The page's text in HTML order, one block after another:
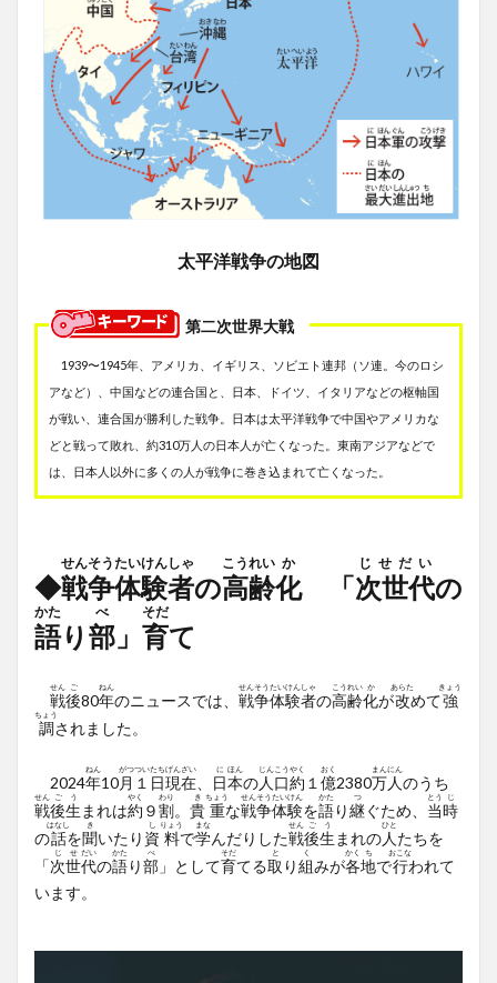
太平洋戦争の地図
第二次世界大戦
1939〜1945年、アメリカ、イギリス、ソビエト連邦（ソ連。今のロシ
アなど）、中国などの連合国と、日本、ドイツ、イタリアなどの枢軸国
が戦い、連合国が勝利した戦争。日本は太平洋戦争で中国やアメリカな
どと戦って敗れ、約310万人の日本人が亡くなった。東南アジアなどで
は、日本人以外に多くの人が戦争に巻き込まれて亡くなった。
◆戦
せん
争
そう
体
たい
験
けん
者
しゃ
の高
こう
齢
れい
化
か
「次世代
じせだい
の
語
かた
り 部
べ
」 育
そだ
て
戦
せん
後
ご
80年
ねん
のニュースでは、 戦
せん
争
そう
体
たい
験
けん
者
しゃ
の高
こう
齢
れい
化
か
が改
あらた
めて強
きょう
調
ちょう
されました。
2024年
ねん
10月
がつ
１
つい
日
たち
現
げん
在
ざい
日
に
本
ほん
の人
じん
口
こう
約
やく
１ 億
おく
2380万
まん
人
にん
のうち
戦
せん
後
ご
生
う
まれは約
やく
９割
わり
。 貴
き
重
ちょう
な戦
せん
争
そう
体
たい
験
けん
を語
かた
り継
つ
ぐため、 当
とう
時
じ
の話
はなし
を聞
き
いたり 資
し
料
りょう
で学
まな
んだりした戦
せん
後
ご
生
う
まれの人
ひと
たちを
「次
じ
世
せ
代
だい
の語
かた
り部
べ
」として育
そだ
てる取
と
り組
く
みが各
かく
地
ち
で行
おこな
われて
います。